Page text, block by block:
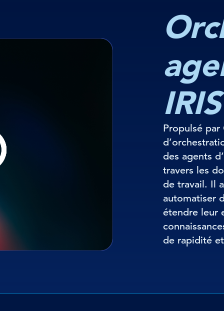
IRIS
Propulsé
des agents
travers les
de travail. Il
automatiser
étendre leur
de rapidité